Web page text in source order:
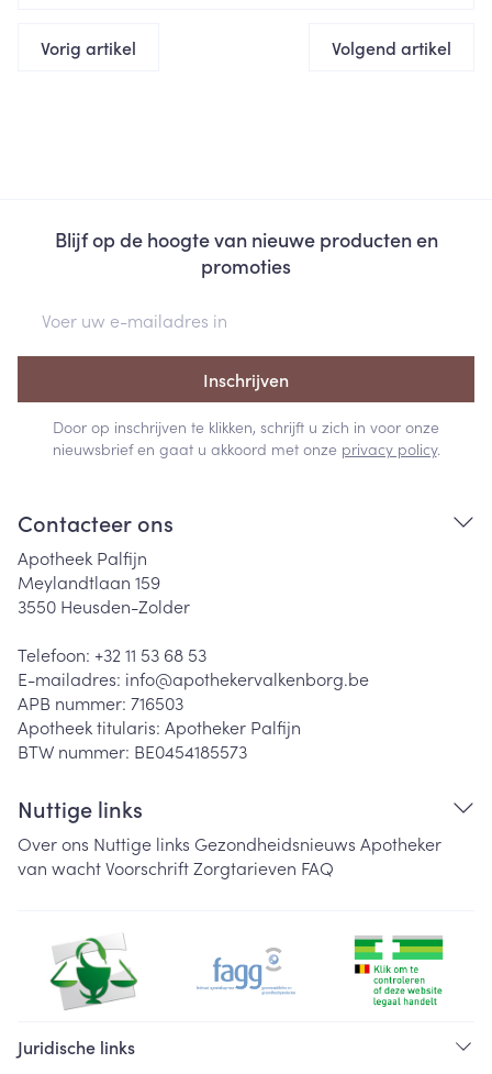
Vorig artikel Volgend artikel
Blijf op de hoogte van nieuwe producten en
promoties
Inschrijven
Door op inschrijven te klikken, schrijft u zich in voor onze
nieuwsbrief en gaat u akkoord met onze privacy policy.
Contacteer ons
Apotheek Palfijn
Meylandtlaan 159
3550 Heusden-Zolder
Telefoon: +32 11 53 68 53
E-mailadres: info@apothekervalkenborg.be
APB nummer: 716503
Apotheek titularis: Apotheker Palfijn
BTW nummer: BE0454185573
Nuttige links
Over ons Nuttige links Gezondheidsnieuws Apotheker
van wachtVoorschriftZorgtarieven FAQ
Juridische links